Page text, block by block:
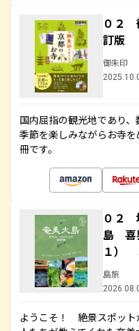
０２
訂版
御朱印
国内屈指の観光地であり、
季節を楽しみながらお寺
冊です。
０２
島 喜
１）
島旅
ようこそ！ 絶景スポット